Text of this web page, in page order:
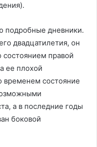
подробные дневники.
двадцатилетия, он
состоянием правой
ее плохой
временем состояние
а в последние годы
боковой